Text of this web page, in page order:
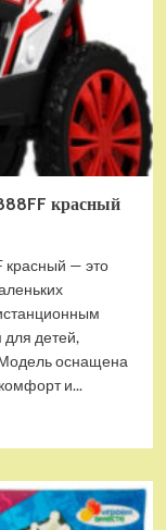
красный
красный — это
детей,
оснащена
и...